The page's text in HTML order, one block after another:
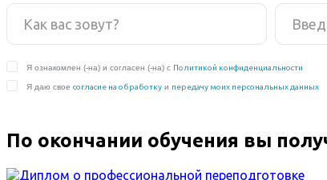
По окончании обучения вы